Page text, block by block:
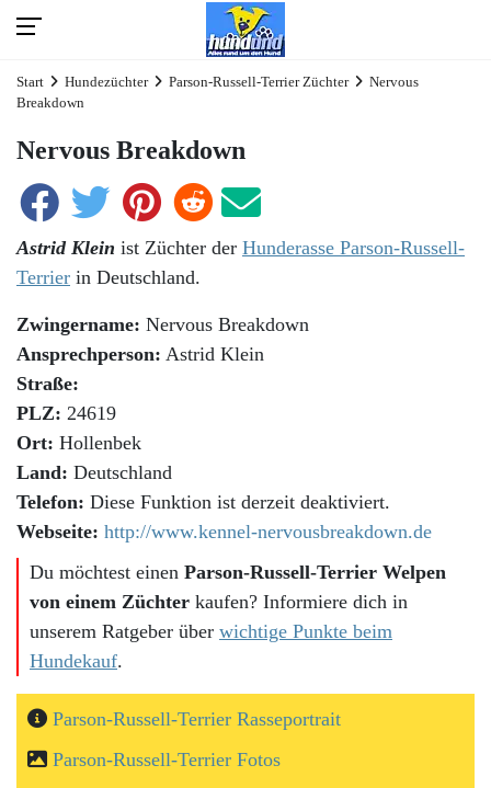
Start Hundezüchter Parson-Russell-Terrier Züchter
Nervous
Breakdown
Nervous Breakdown
Astrid Klein ist Züchter der Hunderasse Parson-Russell-
Terrier in Deutschland.
Zwingername: Nervous Breakdown
Ansprechperson: Astrid Klein
Straße:
PLZ: 24619
Ort: Hollenbek
Land: Deutschland
Telefon: Diese Funktion ist derzeit deaktiviert.
Webseite: http://www.kennel-nervousbreakdown.de
Du möchtest einen Parson-Russell-Terrier Welpen
von einem Züchter kaufen? Informiere dich in
unserem Ratgeber über wichtige Punkte beim
Hundekauf.
Parson-Russell-Terrier Rasseportrait
Parson-Russell-Terrier Fotos